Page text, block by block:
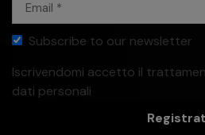
Subscribe to our newsletter
Iscrivendomi accetto il
dati personali